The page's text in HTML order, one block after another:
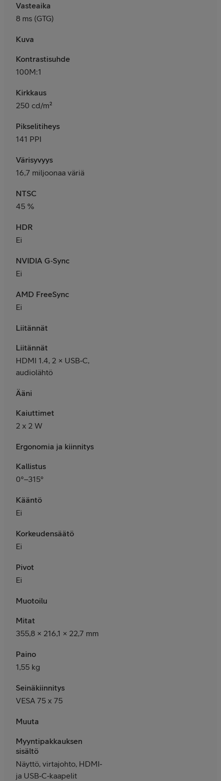
Vasteaika
8 ms (GTG)
Kuva
Kontrastisuhde
100M:1
Kirkkaus
250 cd/m²
Pikselitiheys
141 PPI
Värisyvyys
16,7 miljoonaa väriä
NTSC
45 %
HDR
Ei
NVIDIA G‑Sync
Ei
AMD FreeSync
Ei
Liitännät
Liitännät
HDMI 1.4, 2 × USB‑C,
audiolähtö
Ääni
Kaiuttimet
2 x 2 W
Ergonomia ja kiinnitys
Kallistus
0°–315°
Kääntö
Ei
Korkeudensäätö
Ei
Pivot
Ei
Muotoilu
Mitat
355,8 × 216,1 × 22,7 mm
Paino
1,55 kg
Seinäkiinnitys
VESA 75 x 75
Muuta
Myyntipakkauksen
sisältö
Näyttö, virtajohto, HDMI‑
ja USB‑C‑kaapelit